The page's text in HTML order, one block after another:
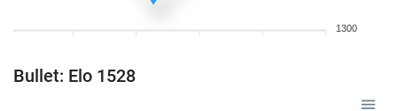
1300
Bullet: Elo 1528